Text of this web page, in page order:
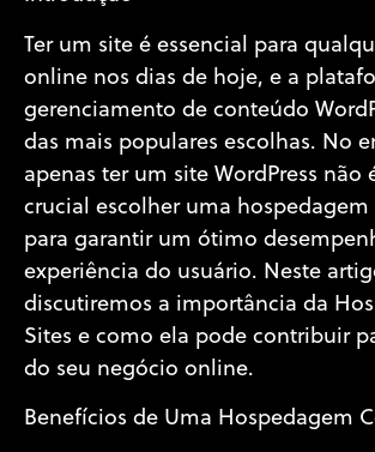
Ter um site é essencial para
online nos dias de hoje, e a
gerenciamento de conteúdo
das mais populares escolhas. No
apenas ter um site WordPress não
crucial escolher uma
para garantir um ótimo
experiência do usuário. Neste
discutiremos a importância da
Sites e como ela pode contribuir
do seu negócio online.
Benefícios de Uma Hospedagem